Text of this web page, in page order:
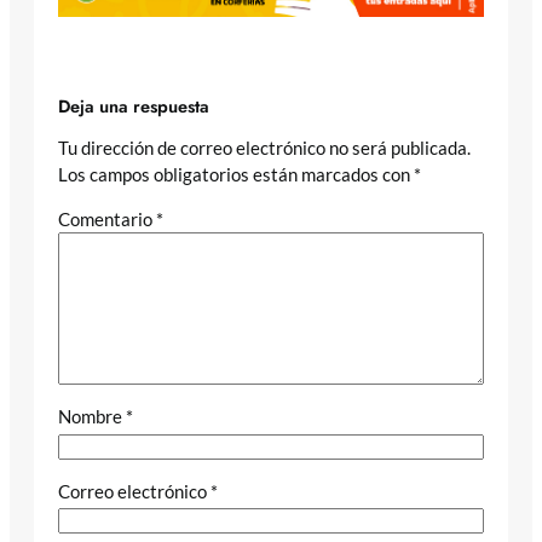
Deja una respuesta
Tu dirección de correo electrónico no será publicada.
Los campos obligatorios están marcados con *
Comentario *
Nombre *
Correo electrónico *